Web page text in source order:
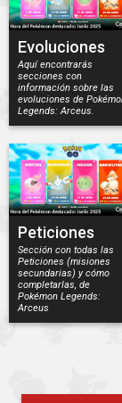
Evoluciones
Aquí encontrarás
secciones con
información sobre las
evoluciones de
Legends: Arceus.
Peticiones
Sección con todas las
Peticiones (misiones
secundarias) y cómo
completarlas, de
Pokémon Legends:
Arceus